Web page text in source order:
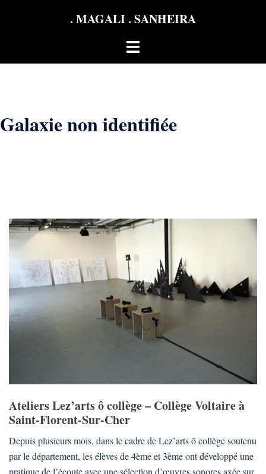
. MAGALI . SANHEIRA
Ouvrir/fermer
Galaxie non identifiée
Ateliers Lez’arts ô collège – Collège Voltaire à
Saint-Florent-Sur-Cher
Depuis plusieurs mois, dans le cadre de Lez’arts ô collège soutenu
par le département, les élèves de 4ème et 3ème ont développé une
pratique de l’écoute avec une sélection d’œuvres sonores axée sur